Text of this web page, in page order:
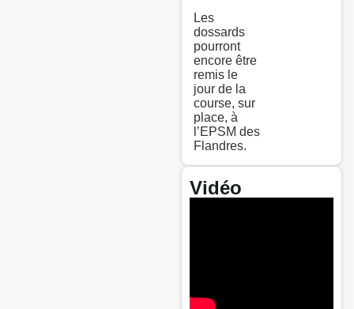
Les
dossards
pourront
encore être
remis le
jour de la
course, sur
place, à
l’EPSM des
Flandres.
Vidéo